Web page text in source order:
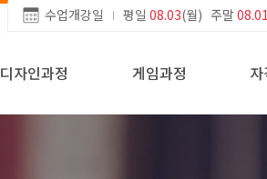
수업개강일 평일 08.03(월) 주말08.01
디자인과정 게임과정